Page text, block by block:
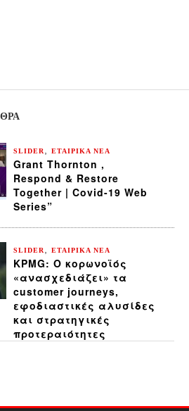
SLIDER ΕΤΑΙΡΙΚΑ ΝΕΑ
Grant Thornton ,
Respond & Restore
Together | Covid-19 Web
Series”
SLIDER ΕΤΑΙΡΙΚΑ ΝΕΑ
KPMG: Ο κορωνοϊός
«ανασχεδιάζει» τα
customer journeys,
εφοδιαστικές αλυσίδες
και στρατηγικές
προτεραιότητες